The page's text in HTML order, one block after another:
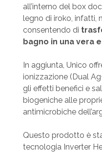
all’interno del box
legno di iroko, infatti,
consentendo di
bagno in una vera
In aggiunta, Unico
ionizzazione (Dual
gli effetti benefici e
biogeniche alle
antimicrobiche
Questo prodotto è
tecnologia Inverter